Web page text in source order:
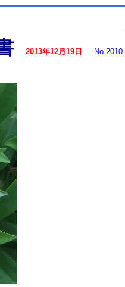
2013年12月19日 No.2010